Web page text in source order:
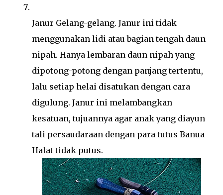
Janur Gelang-gelang. Janur ini tidak
menggunakan lidi atau bagian tengah daun
nipah. Hanya lembaran daun nipah yang
dipotong-potong dengan panjang tertentu,
lalu setiap helai disatukan dengan cara
digulung. Janur ini melambangkan
kesatuan, tujuannya agar anak yang diayun
tali persaudaraan dengan para tutus Banua
Halat tidak putus.